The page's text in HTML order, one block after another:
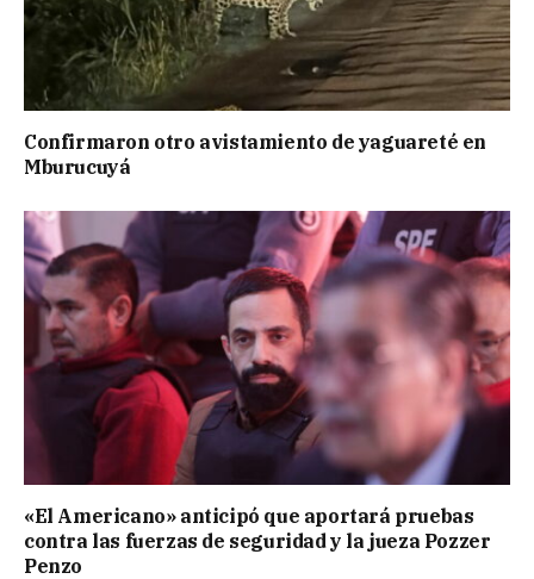
Confirmaron otro avistamiento de yaguareté en
Mburucuyá
«El Americano» anticipó que aportará pruebas
contra las fuerzas de seguridad y la jueza Pozzer
Penzo